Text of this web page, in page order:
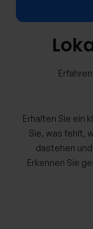
Erhalten Sie ein
Sie, was fehlt,
dastehen
Erkennen Sie